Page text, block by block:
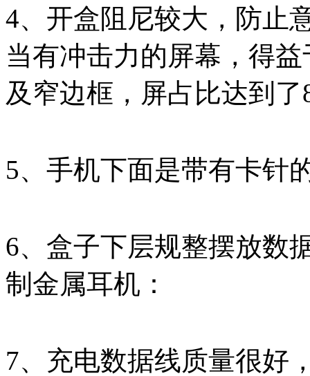
4、开盒阻尼较大，防止
当有冲击力的屏幕，得
及窄边框，屏占比达到了
5、手机下面是带有卡针
6、盒子下层规整摆放数
制金属耳机：
7、充电数据线质量很好